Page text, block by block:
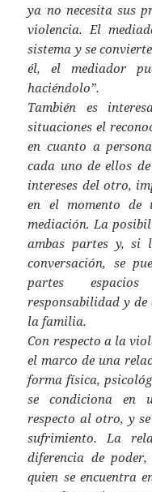
ya no necesita sus
violencia. El
sistema y se
él, el mediador
haciéndolo”.
También es
situaciones el
en cuanto a
cada uno de ellos
intereses del otro,
en el momento de
mediación. La
ambas partes y, si
conversación, se
partes
responsabilidad y
la familia.
Con respecto a la
el marco de una
forma física,
se condiciona en
respecto al otro, y
sufrimiento. La
diferencia de
quien se encuentra